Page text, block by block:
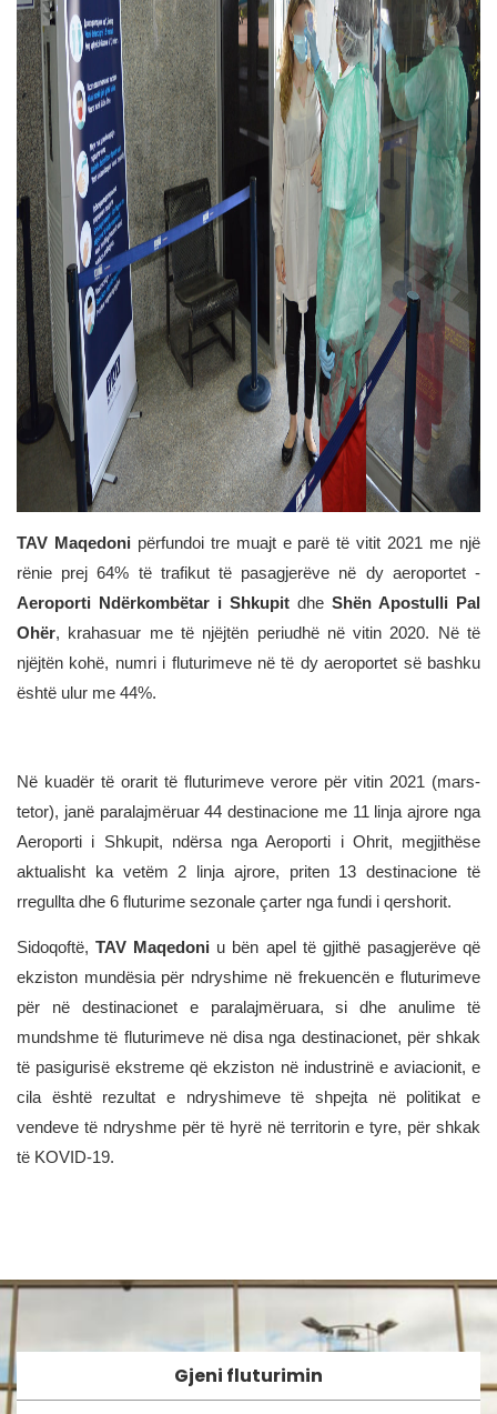
TAV Maqedoni përfundoi tre muajt e parë të vitit 2021 me një
rënie prej 64% të trafikut të pasagjerëve në dy aeroportet -
Aeroporti Ndërkombëtar i Shkupit dhe Shën Apostulli Pal
Ohër, krahasuar me të njëjtën periudhë në vitin 2020. Në të
njëjtën kohë, numri i fluturimeve në të dy aeroportet së bashku
është ulur me 44%.
Në kuadër të orarit të fluturimeve verore për vitin 2021 (mars-
tetor), janë paralajmëruar 44 destinacione me 11 linja ajrore nga
Aeroporti i Shkupit, ndërsa nga Aeroporti i Ohrit, megjithëse
aktualisht ka vetëm 2 linja ajrore, priten 13 destinacione të
rregullta dhe 6 fluturime sezonale çarter nga fundi i qershorit.
Sidoqoftë,TAV Maqedoni u bën apel të gjithë pasagjerëve që
ekziston mundësia për ndryshime në frekuencën e fluturimeve
për në destinacionet e paralajmëruara, si dhe anulime të
mundshme të fluturimeve në disa nga destinacionet, për shkak
të pasigurisë ekstreme që ekziston në industrinë e aviacionit, e
cila është rezultat e ndryshimeve të shpejta në politikat e
vendeve të ndryshme për të hyrë në territorin e tyre, për shkak
të KOVID-19.
Gjeni fluturimin